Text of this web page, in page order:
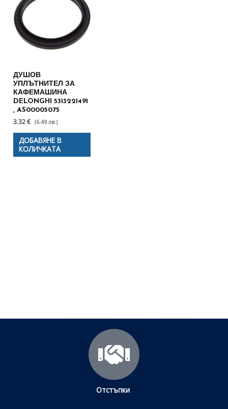
ДУШОВ
УПЛЪТНИТЕЛ ЗА
КАФЕМАШИНА
DELONGHI 5313221491
, AS00005075
3.32 € (6.49 лв.)
ДОБАВЯНЕ В
КОЛИЧКАТА
Отстъпки